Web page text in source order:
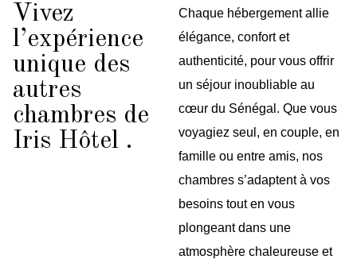
Vivez
l’expérience
unique des
autres
chambres de
Iris Hôtel .
Chaque hébergement allie
élégance, confort et
authenticité, pour vous offrir
un séjour inoubliable au
cœur du Sénégal. Que vous
voyagiez seul, en couple, en
famille ou entre amis, nos
chambres s’adaptent à vos
besoins tout en vous
plongeant dans une
atmosphère chaleureuse et